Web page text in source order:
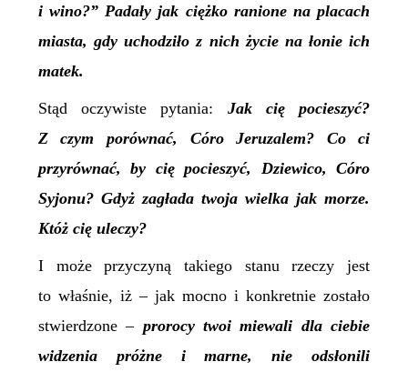
i wino?” Padały jak ciężko ranione na placach
miasta, gdy uchodziło z nich życie na łonie ich
matek.
Stąd oczywiste pytania: Jak cię pocieszyć?
Z czym porównać, Córo Jeruzalem? Co ci
przyrównać, by cię pocieszyć, Dziewico, Córo
Syjonu? Gdyż zagłada twoja wielka jak morze.
Któż cię uleczy?
I może przyczyną takiego stanu rzeczy jest
to właśnie, iż – jak mocno i konkretnie zostało
stwierdzone – prorocy twoi miewali dla ciebie
widzenia próżne i marne, nie odsłonili